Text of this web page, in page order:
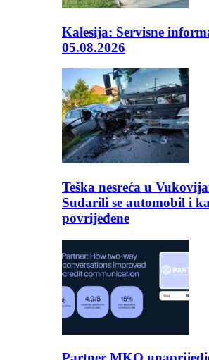
Kalesija: Servisne
05.08.2026
Teška nesreća u
Sudarili se automobil i
povrijeđene